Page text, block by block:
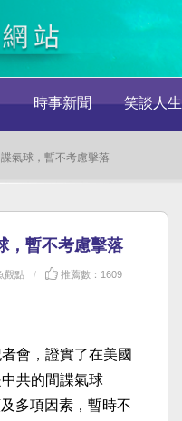
時事新聞 笑談人生
氣球，暫不考慮擊落
，暫不考慮擊落
觀點 推薦數：1609
會，證實了在美國
共的間諜氣球
多項因素，暫時不